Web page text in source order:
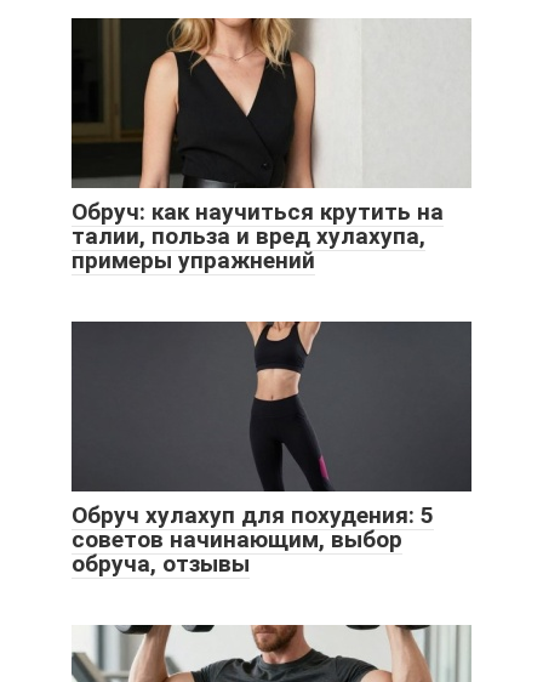
Обруч: как научиться крутить на
талии, польза и вред хулахупа,
примеры упражнений
Обруч хулахуп для похудения: 5
советов начинающим, выбор
обруча, отзывы